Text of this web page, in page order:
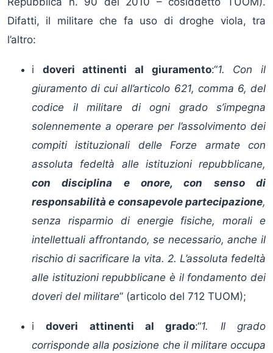
Difatti, il militare che fa uso di droghe viola, tra
l’altro:
i doveri attinenti al giuramento:“1. Con il
giuramento di cui all’articolo 621, comma 6, del
codice il militare di ogni grado s’impegna
solennemente a operare per l’assolvimento dei
compiti istituzionali delle Forze armate con
assoluta fedeltà alle istituzioni repubblicane,
con disciplina e onore, con senso di
responsabilità e consapevole partecipazione,
senza risparmio di energie fisiche, morali e
intellettuali affrontando, se necessario, anche il
rischio di sacrificare la vita. 2. L’assoluta fedeltà
alle istituzioni repubblicane è il fondamento dei
doveri del militare” (articolo del 712 TUOM);
idoveri attinenti al grado:“1. Il grado
corrisponde alla posizione che il militare occupa